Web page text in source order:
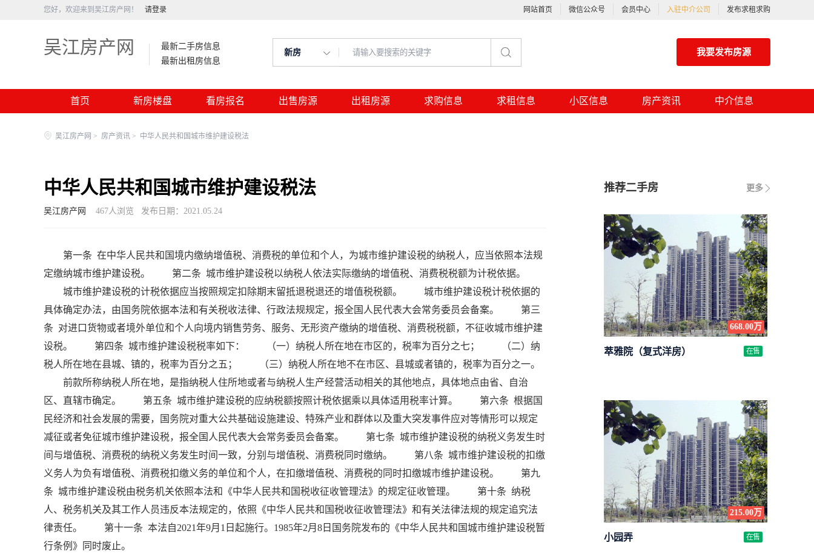
您好，欢迎来到吴江房产网！ 请登录 网站首页 微信公众号 会员中心 入驻中介公司 发布求租求购
吴江房产网
最新二手房信息
最新出租房信息
新房 我要发布房源
首页 新房楼盘 看房报名 出售房源 出租房源 求购信息 求租信息 小区信息 房产资讯 中介信息
吴江房产网 > 房产资讯 > 中华人民共和国城市维护建设税法
中华人民共和国城市维护建设税法
吴江房产网 467人浏览 发布日期：2021.05.24
第一条 在中华人民共和国境内缴纳增值税、消费税的单位和个人，为城市维护建设税的纳税人，应当依照本法规
定缴纳城市维护建设税。 第二条 城市维护建设税以纳税人依法实际缴纳的增值税、消费税税额为计税依据。
城市维护建设税的计税依据应当按照规定扣除期末留抵退税退还的增值税税额。 城市维护建设税计税依据的
具体确定办法，由国务院依据本法和有关税收法律、行政法规规定，报全国人民代表大会常务委员会备案。 第三
条 对进口货物或者境外单位和个人向境内销售劳务、服务、无形资产缴纳的增值税、消费税税额，不征收城市维护建
设税。 第四条 城市维护建设税税率如下： （一）纳税人所在地在市区的，税率为百分之七； （二）纳
税人所在地在县城、镇的，税率为百分之五； （三）纳税人所在地不在市区、县城或者镇的，税率为百分之一。
前款所称纳税人所在地，是指纳税人住所地或者与纳税人生产经营活动相关的其他地点，具体地点由省、自治
区、直辖市确定。 第五条 城市维护建设税的应纳税额按照计税依据乘以具体适用税率计算。 第六条 根据国
民经济和社会发展的需要，国务院对重大公共基础设施建设、特殊产业和群体以及重大突发事件应对等情形可以规定
减征或者免征城市维护建设税，报全国人民代表大会常务委员会备案。 第七条 城市维护建设税的纳税义务发生时
间与增值税、消费税的纳税义务发生时间一致，分别与增值税、消费税同时缴纳。 第八条 城市维护建设税的扣缴
义务人为负有增值税、消费税扣缴义务的单位和个人，在扣缴增值税、消费税的同时扣缴城市维护建设税。 第九
条 城市维护建设税由税务机关依照本法和《中华人民共和国税收征收管理法》的规定征收管理。 第十条 纳税
人、税务机关及其工作人员违反本法规定的，依照《中华人民共和国税收征收管理法》和有关法律法规的规定追究法
律责任。 第十一条 本法自2021年9月1日起施行。1985年2月8日国务院发布的《中华人民共和国城市维护建设税暂
行条例》同时废止。
更多
推荐二手房
668.00万
萃雅院（复式洋房） 在售
215.00万
小园弄 在售